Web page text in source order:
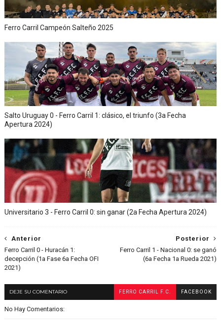
Ferro Carril Campeón Salteño 2025
Salto Uruguay 0 - Ferro Carril 1: clásico, el triunfo (3a Fecha
Apertura 2024)
Universitario 3 - Ferro Carril 0: sin ganar (2a Fecha Apertura 2024)
Posterior
Ferro Carril 1 - Nacional 0: se ganó
(6a Fecha 1a Rueda 2021)
Anterior
Ferro Carril 0 - Huracán 1:
decepción (1a Fase 6a Fecha OFI
2021)
DEJE SU COMENTARIO FERRO CARRIL F.C. FACEBOOK
No Hay Comentarios: